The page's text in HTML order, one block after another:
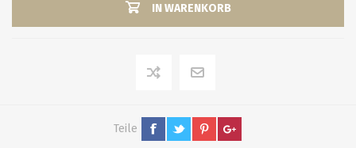
IN WARENKORB
Teile